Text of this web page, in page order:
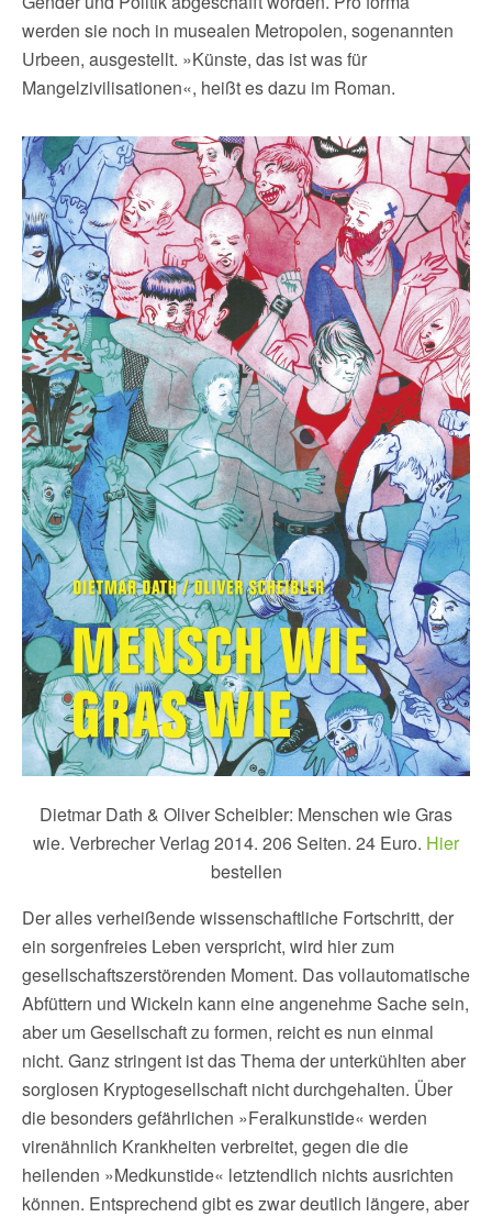
werden sie noch in musealen Metropolen, sogenannten
Urbeen, ausgestellt. »Künste, das ist was für
Mangelzivilisationen«, heißt es dazu im Roman.
Dietmar Dath & Oliver Scheibler: Menschen wie Gras
wie. Verbrecher Verlag 2014. 206 Seiten. 24 Euro. Hier
bestellen
Der alles verheißende wissenschaftliche Fortschritt, der
ein sorgenfreies Leben verspricht, wird hier zum
gesellschaftszerstörenden Moment. Das vollautomatische
Abfüttern und Wickeln kann eine angenehme Sache sein,
aber um Gesellschaft zu formen, reicht es nun einmal
nicht. Ganz stringent ist das Thema der unterkühlten aber
sorglosen Kryptogesellschaft nicht durchgehalten. Über
die besonders gefährlichen »Feralkunstide« werden
virenähnlich Krankheiten verbreitet, gegen die die
heilenden »Medkunstide« letztendlich nichts ausrichten
können. Entsprechend gibt es zwar deutlich längere, aber